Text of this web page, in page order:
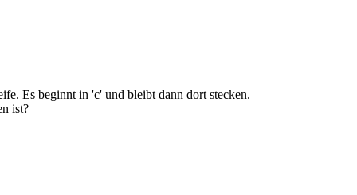
Es beginnt in 'c' und bleibt dann dort stecken.
ist?